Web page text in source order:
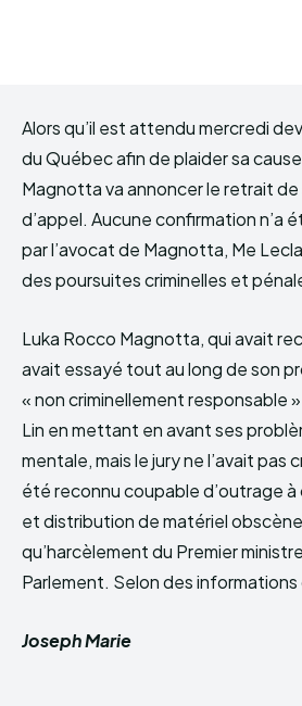
Alors qu’il est attendu mercredi
du Québec afin de plaider sa
Magnotta va annoncer le retrait
d’appel. Aucune confirmation n’a
par l’avocat de Magnotta, Me
des poursuites criminelles et
Luka Rocco Magnotta, qui avait
avait essayé tout au long de son
« non criminellement responsable
Lin en mettant en avant ses
mentale, mais le jury ne l’avait pas
été reconnu coupable d’outrage
et distribution de matériel
qu’harcèlement du Premier
Parlement. Selon des informations
Joseph Marie